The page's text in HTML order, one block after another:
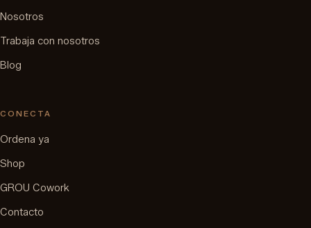
Nosotros
Trabaja con nosotros
Blog
CONECTA
Ordena ya
Shop
GROU Cowork
Contacto